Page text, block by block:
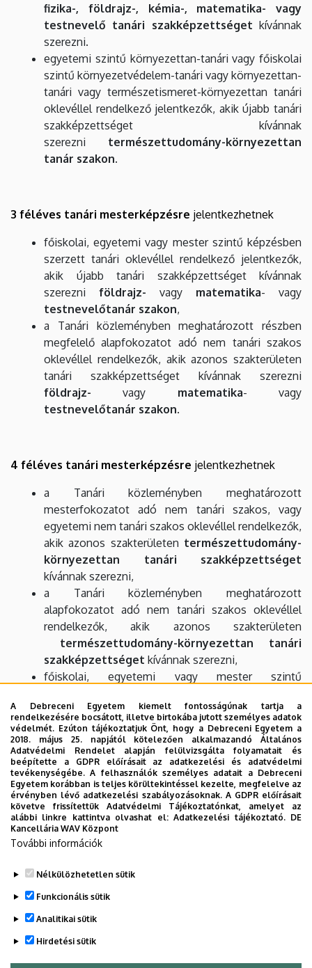
fizika-, földrajz-, kémia-, matematika- vagy
testnevelő tanári szakképzettséget kívánnak
szerezni.
egyetemi szintű környezettan-tanári vagy főiskolai
szintű környezetvédelem-tanári vagy környezettan-
tanári vagy természetismeret-környezettan tanári
oklevéllel rendelkező jelentkezők, akik újabb tanári
szakképzettséget kívánnak
szerezni természettudomány-környezettan
tanár szakon.
3 féléves tanári mesterképzésre jelentkezhetnek
főiskolai, egyetemi vagy mester szintű képzésben
szerzett tanári oklevéllel rendelkező jelentkezők,
akik újabb tanári szakképzettséget kívánnak
szerezni
földrajz- vagy matematika- vagy
testnevelőtanár szakon,
a Tanári közleményben meghatározott részben
megfelelő alapfokozatot adó nem tanári szakos
oklevéllel rendelkezők, akik azonos szakterületen
tanári szakképzettséget kívánnak szerezni
földrajz-vagy matematika- vagy
testnevelőtanár szakon.
4 féléves tanári mesterképzésre jelentkezhetnek
a Tanári közleményben meghatározott
mesterfokozatot adó nem tanári szakos, vagy
egyetemi nem tanári szakos oklevéllel rendelkezők,
akik azonos szakterületen természettudomány-
környezettan tanári szakképzettséget
kívánnak szerezni,
a Tanári közleményben meghatározott
alapfokozatot adó nem tanári szakos oklevéllel
rendelkezők, akik azonos szakterületen
természettudomány-környezettan tanári
szakképzettséget kívánnak szerezni,
főiskolai, egyetemi vagy mester szintű
kémiatanári oklevéllel rendelkező jelentkezők, akik
újabb tanári szakképzettséget kívánnak
szereznitermészettudomány-környezettan
tanár szakon.
A szóbeli felvételi vizsgával kapcsolatban bővebb
információk és tételsorok a Pedagógusképző Központ
honlapján találhatók:
ciklusu-tanari-mesterkepzesi-szak
Legutóbbi frissítés: 2025. 11. 24. 10:41
A Debreceni Egyetem kiemelt fontosságúnak tartja a
rendelkezésére bocsátott, illetve birtokába jutott személyes adatok
védelmét. Ezúton tájékoztatjuk Önt, hogy a Debreceni Egyetem a
2018. május 25. napjától kötelezően alkalmazandó Általános
Adatvédelmi Rendelet alapján felülvizsgálta folyamatait és
beépítette a GDPR előírásait az adatkezelési és adatvédelmi
tevékenységébe. A felhasználók személyes adatait a Debreceni
Egyetem korábban is teljes körültekintéssel kezelte, megfelelve az
érvényben lévő adatkezelési szabályozásoknak. A GDPR előírásait
követve frissítettük Adatvédelmi Tájékoztatónkat, amelyet az
alábbi linkre kattintva olvashat el:Adatkezelési tájékoztató. DE
Kancellária WAV Központ
További információk
Nélkülözhetetlen sütik
Funkcionális sütik
Analitikai sütik
Hirdetési sütik